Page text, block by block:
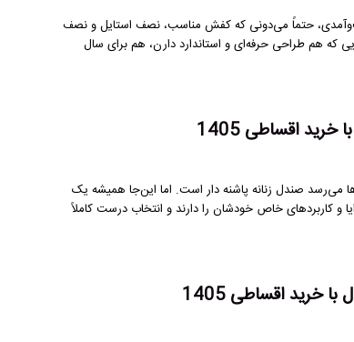
حتماً می‌دونی که کفش مناسب، نصف استایل و نصف
کفش‌های پرسنلی زنانه 2026 صحبت کنیم؛ مدل‌هایی که هم طراحی حرفه‌ای و استاندارد دارن، هم برای سال
اقساطی 1405
می‌رسد صندل زنانه پاشنه دار است. اما این‌جا همیشه یک
و کاربردهای خاص خودشان را دارند و انتخاب درست کاملاً
اقساطی 1405